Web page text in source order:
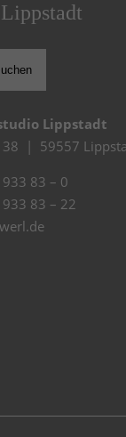
Lippstadt
38 | 59557
83 – 0
83 – 22